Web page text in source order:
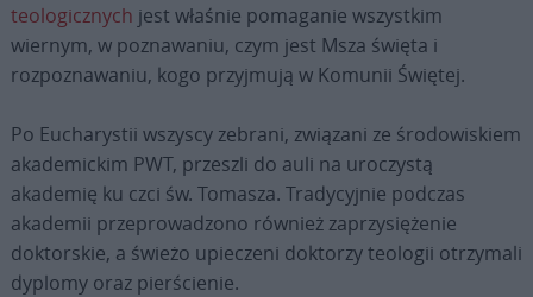
teologicznych jest właśnie pomaganie wszystkim
wiernym, w poznawaniu, czym jest Msza święta i
rozpoznawaniu, kogo przyjmują w Komunii Świętej.
Po Eucharystii wszyscy zebrani, związani ze środowiskiem
akademickim PWT, przeszli do auli na uroczystą
akademię ku czci św. Tomasza. Tradycyjnie podczas
akademii przeprowadzono również zaprzysiężenie
doktorskie, a świeżo upieczeni doktorzy teologii otrzymali
dyplomy oraz pierścienie.